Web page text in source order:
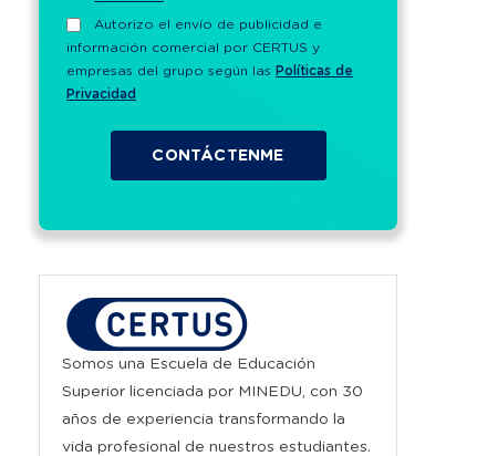
Autorizo el envío de publicidad e
información comercial por CERTUS y
empresas del grupo según las Políticas de
Privacidad
Somos una Escuela de Educación
Superior licenciada por MINEDU, con 30
años de experiencia transformando la
vida profesional de nuestros estudiantes.